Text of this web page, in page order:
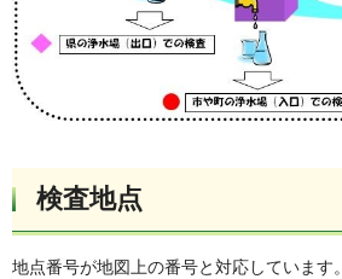
検査地点
地点番号が地図上の番号と対応しています。